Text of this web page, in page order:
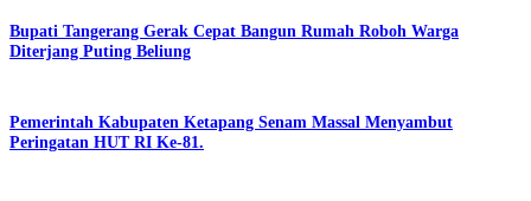
Bupati Tangerang Gerak Cepat Bangun Rumah Roboh Warga
Diterjang Puting Beliung
Pemerintah Kabupaten Ketapang Senam Massal Menyambut
Peringatan HUT RI Ke-81.